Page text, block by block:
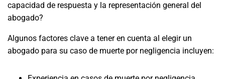
capacidad de respuesta y la representación general del
abogado?
Algunos factores clave a tener en cuenta al elegir un
abogado para su caso de muerte por negligencia incluyen: